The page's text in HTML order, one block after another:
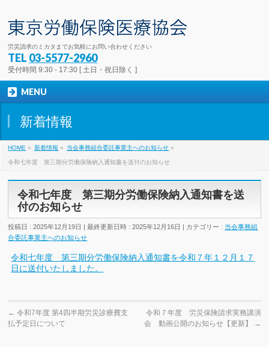
労災請求のミカタまでお気軽にお問い合わせください
TEL 03-5577-2960
受付時間 9:30 - 17:30 [ 土日・祝日除く ]
MENU
新着情報
HOME » 新着情報 » 当会事務組合委託事業主へのお知らせ »
令和七年度 第三期分労働保険納入通知書を送付のお知らせ
令和七年度 第三期分労働保険納入通知書を送
付のお知らせ
投稿日 : 2025年12月19日 最終更新日時 : 2025年12月16日 カテゴリー : 当会事務組
合委託事業主へのお知らせ
令和七年度 第三期分労働保険納入通知書を令和７年１２月１７
日に送付いたしました。
← 令和7年度 第4四半期労災診療費支
払予定日について
令和７年度 労災保険請求実務講演
会 動画公開のお知らせ【更新】
→